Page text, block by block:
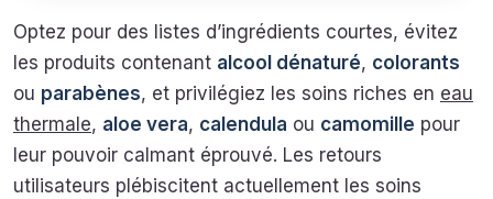
Optez pour des listes d’ingrédients courtes, évitez
les produits contenant alcool dénaturé, colorants
ou parabènes, et privilégiez les soins riches en eau
thermale, aloe vera, calendula ou camomille pour
leur pouvoir calmant éprouvé. Les retours
utilisateurs plébiscitent actuellement les soins